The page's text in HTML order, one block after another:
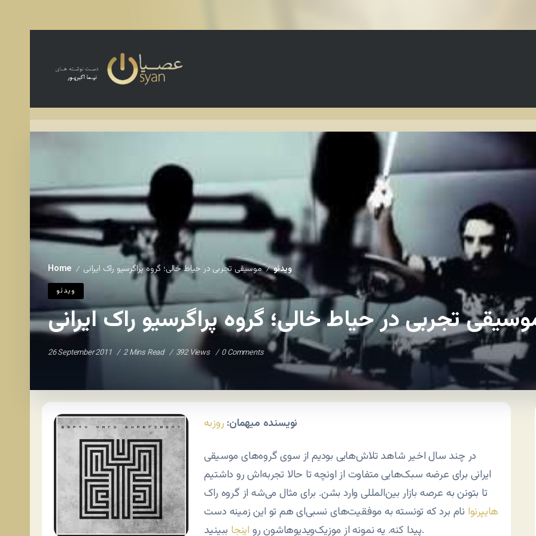
Home / ویدئو / موسیقی تجربی در حیاط خالی؛ گروه پراگرسیو راک ایرانی
ویدئو
تجربی در حیاط خالی؛ گروه پراگرسیو راک ایرانی
26 September 2011 2 Mins Read 392 Views 0 Comments
نویسنده میهمان: روزبه
در چند سال اخیر شاهد تلاش‌هایی بودیم از سوی گروه‌های موسیقی
ایرانی برای عرضه سبک‌هایی متفاوت از اونچه تا حالا تجربه‌اش رو داشتیم
تا بتونن به عرصه بازار بین‌المللی وارد بشن. برای مثال می‌شه از گروه راک
هایپرنوا نام برد که تونسته به موفقیت‌های نسبی‌ای هم تو این زمینه دست
پیدا کنه. یه نمونه از موزیک‌ویدیوهاشون رو اینجا ببینید.